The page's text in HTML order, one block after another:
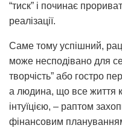
“тиск” і починає
реалізації.
Саме тому успішний,
може несподівано для
творчість” або гостро
а людина, що все життя
інтуїцією, – раптом
фінансовим